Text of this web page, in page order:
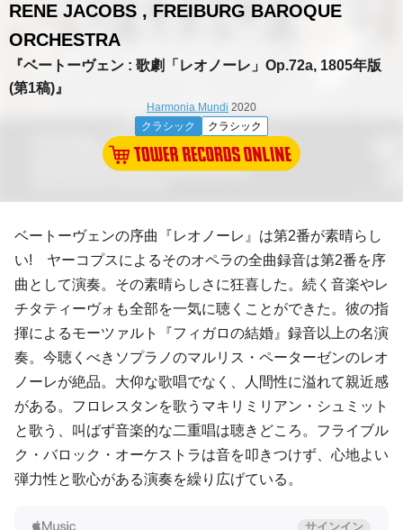
RENE JACOBS , FREIBURG BAROQUE
ORCHESTRA
『ベートーヴェン : 歌劇「レオノーレ」Op.72a, 1805年版
(第1稿)』
Harmonia Mundi 2020
クラシック
クラシック
ベートーヴェンの序曲『レオノーレ』は第2番が素晴らし
い! ヤーコプスによるそのオペラの全曲録音は第2番を序
曲として演奏。その素晴らしさに狂喜した。続く音楽やレ
チタティーヴォも全部を一気に聴くことができた。彼の指
揮によるモーツァルト『フィガロの結婚』録音以上の名演
奏。今聴くべきソプラノのマルリス・ペーターゼンのレオ
ノーレが絶品。大仰な歌唱でなく、人間性に溢れて親近感
がある。フロレスタンを歌うマキリミリアン・シュミット
と歌う、叫ばず音楽的な二重唱は聴きどころ。フライブル
ク・バロック・オーケストラは音を叩きつけず、心地よい
弾力性と歌心がある演奏を繰り広げている。